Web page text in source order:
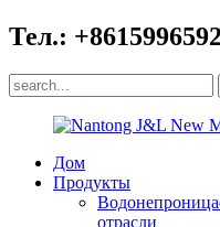
Тел.:
Дом
Продукты
отрасли